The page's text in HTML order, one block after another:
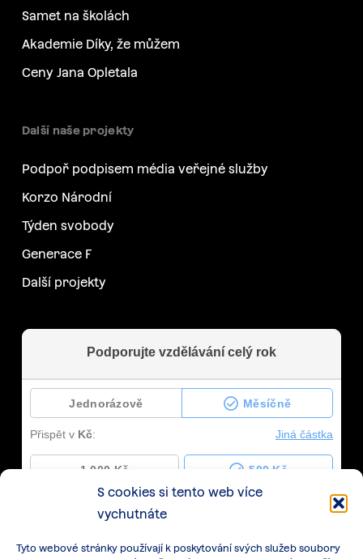
S cookies si tento web více
vychutnáte
Tyto webové stránky používají k poskytování svých služeb soubory
Samet na školách
Akademie Díky, že můžem
Ceny Jana Opletala
Další naše projekty
Podpoř podpisem média veřejné služby
Korzo Národní
Týden svobody
Generace F
Další projekty